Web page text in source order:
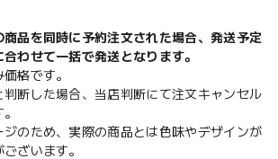
商品を同時に予約注文された場合、発送予定
わせて一括で発送となります。
格です。
判断した場合、当店判断にて注文キャンセル
ジのため、実際の商品とは色味やデザインが
ざいます。